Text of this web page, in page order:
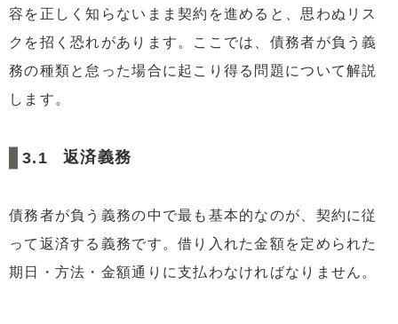
容を正しく知らないまま契約を進めると、思わぬリス
クを招く恐れがあります。ここでは、債務者が負う義
務の種類と怠った場合に起こり得る問題について解説
します。
返済義務
債務者が負う義務の中で最も基本的なのが、契約に従
って返済する義務です。借り入れた金額を定められた
期日・方法・金額通りに支払わなければなりません。